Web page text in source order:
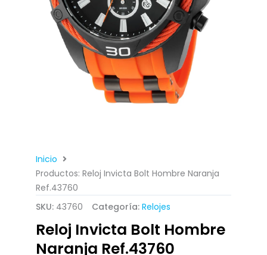
Inicio
Productos: Reloj Invicta Bolt Hombre Naranja
Ref.43760
SKU: 43760 Categoría: Relojes
Reloj Invicta Bolt Hombre
Naranja Ref.43760